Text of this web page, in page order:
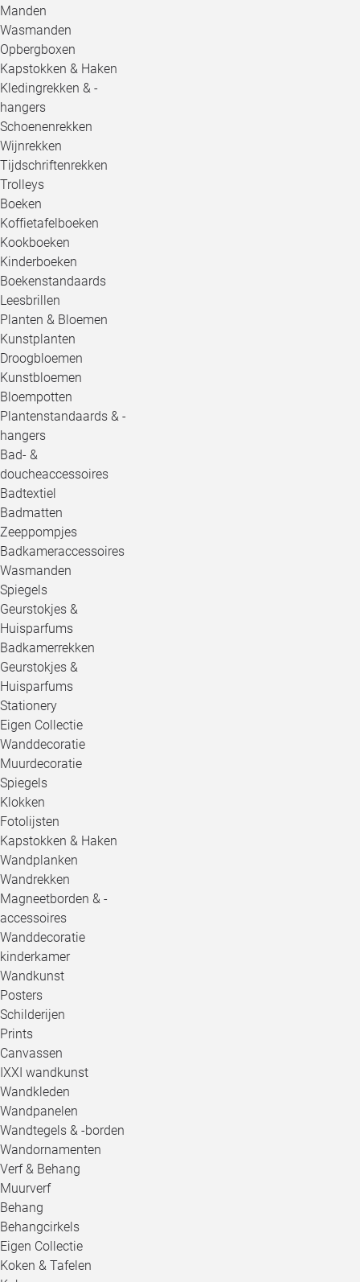
Manden
Wasmanden
Opbergboxen
Kapstokken & Haken
Kledingrekken & -
hangers
Schoenenrekken
Wijnrekken
Tijdschriftenrekken
Trolleys
Boeken
Koffietafelboeken
Kookboeken
Kinderboeken
Boekenstandaards
Leesbrillen
Planten & Bloemen
Kunstplanten
Droogbloemen
Kunstbloemen
Bloempotten
Plantenstandaards & -
hangers
Bad- &
doucheaccessoires
Badtextiel
Badmatten
Zeeppompjes
Badkameraccessoires
Wasmanden
Spiegels
Geurstokjes &
Huisparfums
Badkamerrekken
Geurstokjes &
Huisparfums
Stationery
Eigen Collectie
Wanddecoratie
Muurdecoratie
Spiegels
Klokken
Fotolijsten
Kapstokken & Haken
Wandplanken
Wandrekken
Magneetborden & -
accessoires
Wanddecoratie
kinderkamer
Wandkunst
Posters
Schilderijen
Prints
Canvassen
IXXI wandkunst
Wandkleden
Wandpanelen
Wandtegels & -borden
Wandornamenten
Verf & Behang
Muurverf
Behang
Behangcirkels
Eigen Collectie
Koken & Tafelen